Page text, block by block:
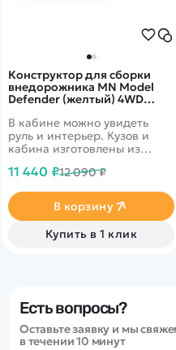
Конструктор для сборки
внедорожника MN Model
Defender (желтый) 4WD
111K|YELLOW
В кабине можно увидеть
руль и интерьер. Кузов и
кабина изготовлены из
установлены на
11 440 ₽12 090 ₽
В корзину
Купить в 1 клик
Есть вопросы?
Оставьте заявку и мы
в течении 10 минут